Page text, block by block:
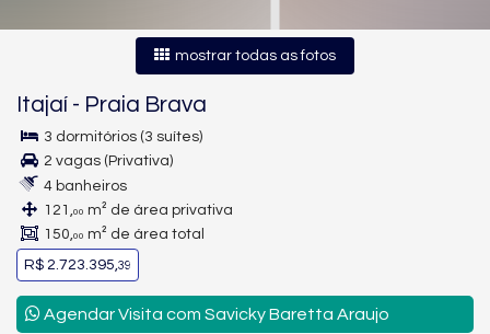
mostrar todas as fotos
Itajaí - Praia Brava
3 dormitórios (3 suítes)
2 vagas (Privativa)
4 banheiros
121,00 m² de área privativa
150,00 m² de área total
R$ 2.723.395,39
Agendar Visita com Savicky Baretta Araujo